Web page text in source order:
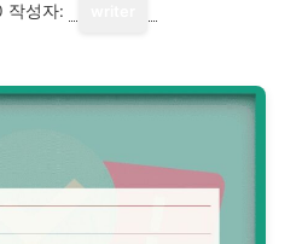
작성자: